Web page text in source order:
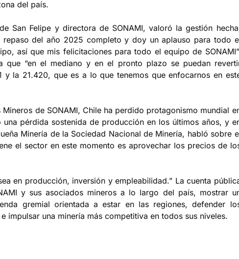
del país.
San Felipe y directora de SONAMI, valoró la gestión
repaso del año 2025 completo y doy un aplauso para todo
así que mis felicitaciones para todo el equipo de
que “en el mediano y en el pronto plazo se puedan
y la 21.420, que es a lo que tenemos que enfocarnos en
de SONAMI, Chile ha perdido protagonismo mundial
pérdida sostenida de producción en los últimos años, y
Minería de la Sociedad Nacional de Minería, habló sobre
el sector en este momento es aprovechar los precios de
en producción, inversión y empleabilidad.” La cuenta
y sus asociados mineros a lo largo del país, mostrar
gremial orientada a estar en las regiones, defender
impulsar una minería más competitiva en todos sus niveles.